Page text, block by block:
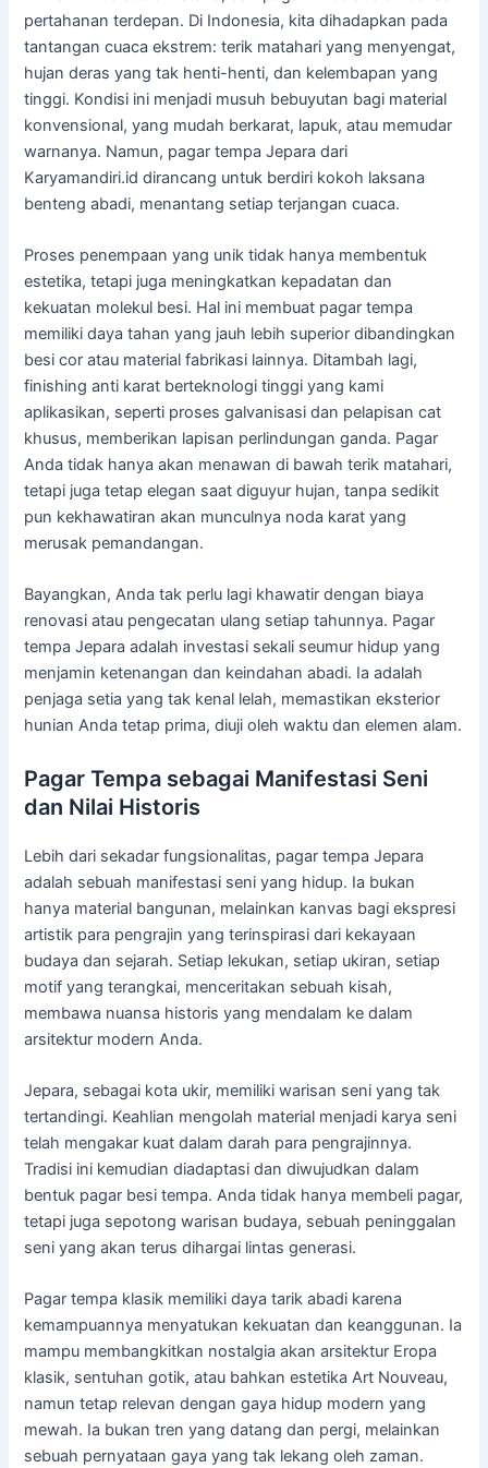
pertahanan terdepan. Di Indonesia, kita dihadapkan pada
tantangan cuaca ekstrem: terik matahari yang menyengat,
hujan deras yang tak henti-henti, dan kelembapan yang
tinggi. Kondisi ini menjadi musuh bebuyutan bagi material
konvensional, yang mudah berkarat, lapuk, atau memudar
warnanya. Namun, pagar tempa Jepara dari
Karyamandiri.id dirancang untuk berdiri kokoh laksana
benteng abadi, menantang setiap terjangan cuaca.
Proses penempaan yang unik tidak hanya membentuk
estetika, tetapi juga meningkatkan kepadatan dan
kekuatan molekul besi. Hal ini membuat pagar tempa
memiliki daya tahan yang jauh lebih superior dibandingkan
besi cor atau material fabrikasi lainnya. Ditambah lagi,
finishing anti karat berteknologi tinggi yang kami
aplikasikan, seperti proses galvanisasi dan pelapisan cat
khusus, memberikan lapisan perlindungan ganda. Pagar
Anda tidak hanya akan menawan di bawah terik matahari,
tetapi juga tetap elegan saat diguyur hujan, tanpa sedikit
pun kekhawatiran akan munculnya noda karat yang
merusak pemandangan.
Bayangkan, Anda tak perlu lagi khawatir dengan biaya
renovasi atau pengecatan ulang setiap tahunnya. Pagar
tempa Jepara adalah investasi sekali seumur hidup yang
menjamin ketenangan dan keindahan abadi. Ia adalah
penjaga setia yang tak kenal lelah, memastikan eksterior
hunian Anda tetap prima, diuji oleh waktu dan elemen alam.
Pagar Tempa sebagai Manifestasi Seni
dan Nilai Historis
Lebih dari sekadar fungsionalitas, pagar tempa Jepara
adalah sebuah manifestasi seni yang hidup. Ia bukan
hanya material bangunan, melainkan kanvas bagi ekspresi
artistik para pengrajin yang terinspirasi dari kekayaan
budaya dan sejarah. Setiap lekukan, setiap ukiran, setiap
motif yang terangkai, menceritakan sebuah kisah,
membawa nuansa historis yang mendalam ke dalam
arsitektur modern Anda.
Jepara, sebagai kota ukir, memiliki warisan seni yang tak
tertandingi. Keahlian mengolah material menjadi karya seni
telah mengakar kuat dalam darah para pengrajinnya.
Tradisi ini kemudian diadaptasi dan diwujudkan dalam
bentuk pagar besi tempa. Anda tidak hanya membeli pagar,
tetapi juga sepotong warisan budaya, sebuah peninggalan
seni yang akan terus dihargai lintas generasi.
Pagar tempa klasik memiliki daya tarik abadi karena
kemampuannya menyatukan kekuatan dan keanggunan. Ia
mampu membangkitkan nostalgia akan arsitektur Eropa
klasik, sentuhan gotik, atau bahkan estetika Art Nouveau,
namun tetap relevan dengan gaya hidup modern yang
mewah. Ia bukan tren yang datang dan pergi, melainkan
sebuah pernyataan gaya yang tak lekang oleh zaman.